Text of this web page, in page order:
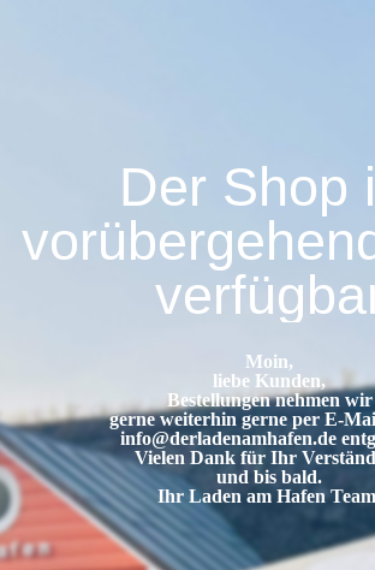
Der Shop
Moin,
liebe Kunden,
Bestellungen nehmen wir
gerne weiterhin gerne per E-
info@derladenamhafen.de
Vielen Dank für Ihr
und bis bald.
Ihr Laden am Hafen Team